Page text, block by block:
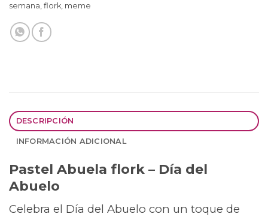
semana flork meme
DESCRIPCIÓN
INFORMACIÓN ADICIONAL
Pastel Abuela flork – Día del
Abuelo
Celebra el Día del Abuelo con un toque de